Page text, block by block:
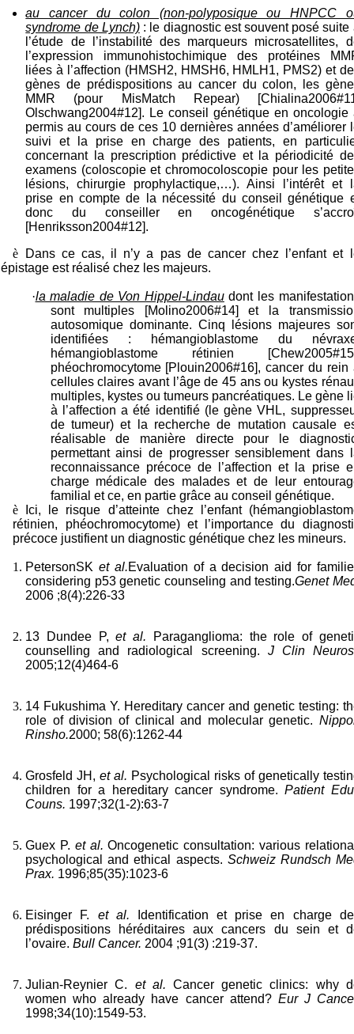
au cancer du colon (non-polyposique ou HNPCC
syndrome de Lynch): le diagnostic est souvent posé suite
l’étude de l’instabilité des marqueurs microsatellites,
l’expression immunohistochimique des protéines
liées à l’affection (HMSH2, HMSH6, HMLH1, PMS2) et
gènes de prédispositions au cancer du colon, les
MMR (pour MisMatch Repear)
Olschwang2004#12]. Le conseil génétique en oncologie
permis au cours de ces 10 dernières années d’améliorer
suivi et la prise en charge des patients, en
concernant la prescription prédictive et la périodicité
examens (coloscopie et chromocoloscopie pour les
lésions, chirurgie prophylactique,…). Ainsi l’intérêt et
prise en compte de la nécessité du conseil génétique
donc du conseiller en oncogénétique
[Henriksson2004#12].
è Dans ce cas, il n’y a pas de cancer chez l’enfant et
est réalisé chez les majeurs.
·la maladie de Von Hippel-Lindaudont les
sont multiples [Molino2006#14] et la
autosomique dominante. Cinq lésions majeures
identifiées : hémangioblastome du
hémangioblastome rétinien
phéochromocytome [Plouin2006#16], cancer du rein
cellules claires avant l’âge de 45 ans ou kystes
multiples, kystes ou tumeurs pancréatiques. Le gène
à l’affection a été identifié (le gène VHL,
de tumeur) et la recherche de mutation causale
réalisable de manière directe pour le
permettant ainsi de progresser sensiblement dans
reconnaissance précoce de l’affection et la prise
charge médicale des malades et de leur
familial et ce, en partie grâce au conseil génétique.
è Ici, le risque d’atteinte chez l’enfant
rétinien, phéochromocytome) et l’importance du
précoce justifient un diagnostic génétique chez les mineurs.
PetersonSK et al.Evaluation of a decision aid for
considering p53 genetic counseling and testing.Genet
2006 ;8(4):226-33
13 Dundee P,et al.
Paraganglioma: the role of
counselling and radiological screening. J Clin
2005;12(4)464-6
14 Fukushima Y. Hereditary cancer and genetic testing:
role of division of clinical and molecular genetic.
Rinsho.2000; 58(6):1262-44
Grosfeld JH,et al. Psychological risks of genetically
children for a hereditary cancer syndrome. Patient
Couns. 1997;32(1-2):63-7
Guex P. et al.Oncogenetic consultation: various
psychological and ethical aspects. Schweiz Rundsch
Prax. 1996;85(35):1023-6
Eisinger F. et al.
Identification et prise en charge
prédispositions héréditaires aux cancers du sein et
l’ovaire.Bull Cancer. 2004 ;91(3) :219-37.
Julian-Reynier C. et al.Cancer genetic clinics: why
women who already have cancer attend? Eur J
1998;34(10):1549-53.